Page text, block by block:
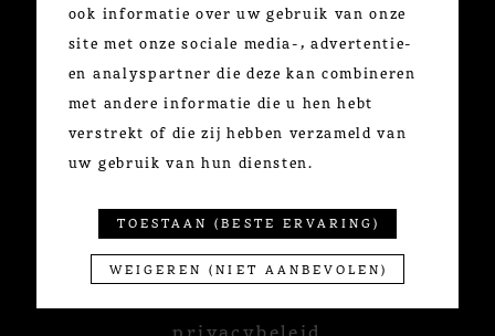
maandag
| GESLOTEN
di - zat| 10:30u - 18:00u
zondag| GESLOTEN
*steeds op afspraak
INFORMATIE
privacybeleid
ook informatie over uw gebruik van onze
site met onze sociale media-, advertentie-
en analyspartner die deze kan combineren
met andere informatie die u hen hebt
verstrekt of die zij hebben verzameld van
uw gebruik van hun diensten.
TOESTAAN (BESTE ERVARING)
WEIGEREN (NIET AANBEVOLEN)